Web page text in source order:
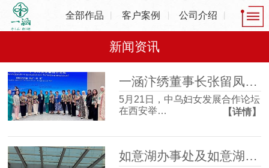
全部作品 客户案例 公司介绍
新闻资讯
一涵汴绣董事长张留凤出席中乌妇女发展合作论坛，共话非遗产业发展新机遇
5月21日，中乌妇女发展合作论坛
在西安举…
【详情】
如意湖办事处及如意湖商会一行走进一涵刺绣博物馆 沉浸式感受非遗魅力